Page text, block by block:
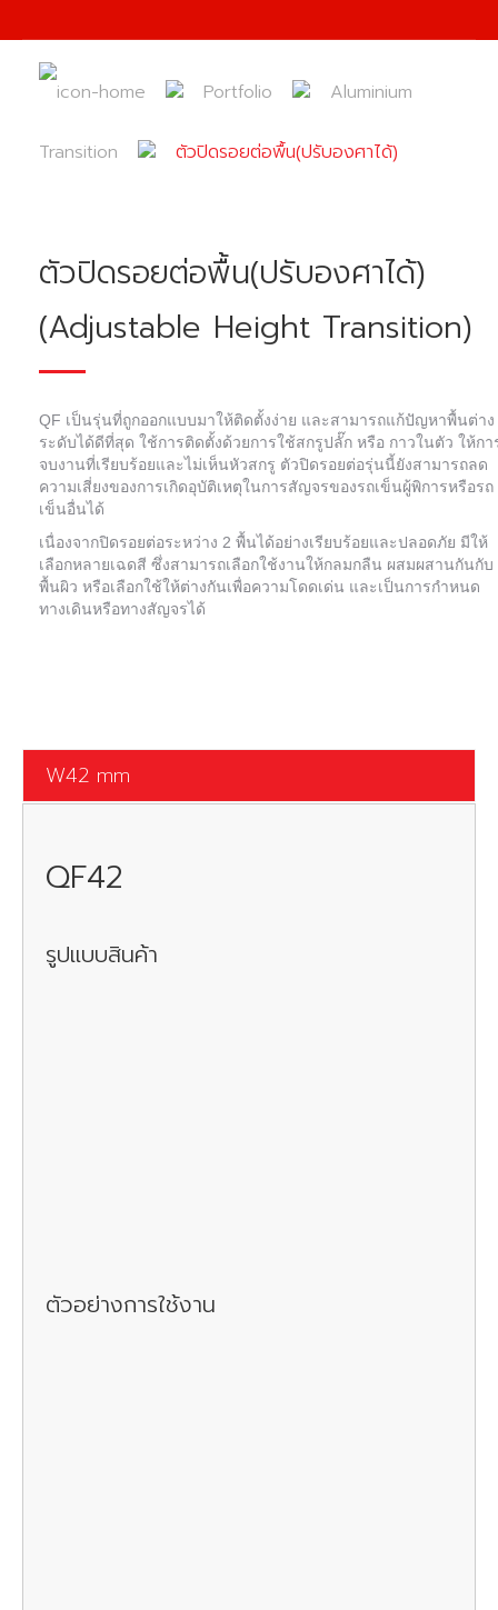
Portfolio Aluminium
Transition ตัวปิดรอยต่อพื้น(ปรับองศาได้)
ตัวปิดรอยต่อพื้น(ปรับองศาได้)
(Adjustable Height Transition)
QF เป็นรุ่นที่ถูกออกแบบมาให้ติดตั้งง่าย และสามารถแก้ปัญหาพื้นต่าง
ระดับได้ดีที่สุด ใช้การติดตั้งด้วยการใช้สกรูปลั๊ก หรือ กาวในตัว ให้กา
จบงานที่เรียบร้อยและไม่เห็นหัวสกรู ตัวปิดรอยต่อรุ่นนี้ยังสามารถลด
ความเสี่ยงของการเกิดอุบัติเหตุในการสัญจรของรถเข็นผู้พิการหรือรถ
เข็นอื่นได้
เนื่องจากปิดรอยต่อระหว่าง 2 พื้นได้อย่างเรียบร้อยและปลอดภัย มีให้
เลือกหลายเฉดสี ซึ่งสามารถเลือกใช้งานให้กลมกลืน ผสมผสานกันกับ
พื้นผิว หรือเลือกใช้ให้ต่างกันเพื่อความโดดเด่น และเป็นการกำหนด
ทางเดินหรือทางสัญจรได้
W42 mm
QF42
รูปแบบสินค้า
ตัวอย่างการใช้งาน